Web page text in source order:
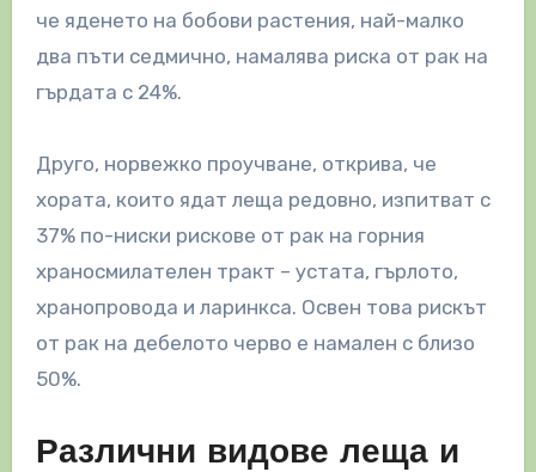
че яденето на бобови растения, най-малко
два пъти седмично, намалява риска от рак на
гърдата с 24%.
Друго, норвежко проучване, открива, че
хората, които ядат леща редовно, изпитват с
37% по-ниски рискове от рак на горния
храносмилателен тракт – устата, гърлото,
хранопровода и ларинкса. Освен това рискът
от рак на дебелото черво е намален с близо
50%.
Различни видове леща и